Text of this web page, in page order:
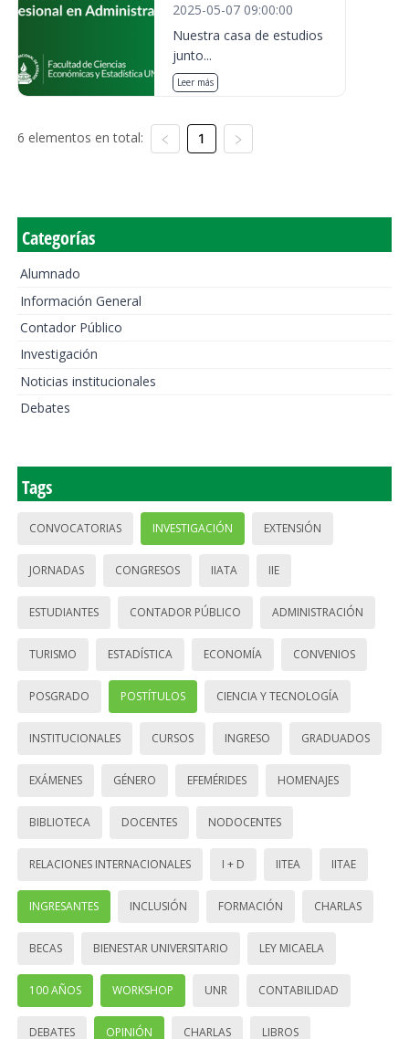
2025-05-07 09:00:00
Nuestra casa de estudios
junto...
Leer más
6 elementos en total: 1
Categorías
Alumnado
Información General
Contador Público
Investigación
Noticias institucionales
Debates
Tags
CONVOCATORIAS INVESTIGACIÓN EXTENSIÓN
JORNADAS CONGRESOS IIATA IIE
ESTUDIANTES CONTADOR PÚBLICO ADMINISTRACIÓN
TURISMO ESTADÍSTICA ECONOMÍA CONVENIOS
POSGRADO POSTÍTULOS CIENCIA Y TECNOLOGÍA
INSTITUCIONALES CURSOS INGRESO GRADUADOS
EXÁMENES GÉNERO EFEMÉRIDES HOMENAJES
BIBLIOTECA DOCENTES NODOCENTES
RELACIONES INTERNACIONALES I + D IITEA IITAE
INGRESANTES INCLUSIÓN FORMACIÓN CHARLAS
BECAS BIENESTAR UNIVERSITARIO LEY MICAELA
100 AÑOS WORKSHOP UNR CONTABILIDAD
DEBATES OPINIÓN CHARLAS LIBROS